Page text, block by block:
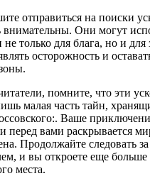
отправиться на поиски
внимательны. Они могут
не только для блага, но и для
осторожность и
помните, что эти
малая часть тайн,
Ваше
перед вами раскрывается
Продолжайте следовать
и вы откроете еще больше
места.